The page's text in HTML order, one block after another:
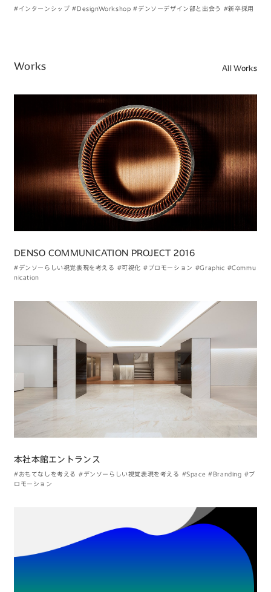
#インターンシップ #DesignWorkshop #デンソーデザイン部と出会う #新卒採用
Works All Works
DENSO COMMUNICATION PROJECT 2016
#デンソーらしい視覚表現を考える #可視化 #プロモーション #Graphic #Commu
nication
本社本館エントランス
#おもてなしを考える #デンソーらしい視覚表現を考える #Space #Branding #プ
ロモーション